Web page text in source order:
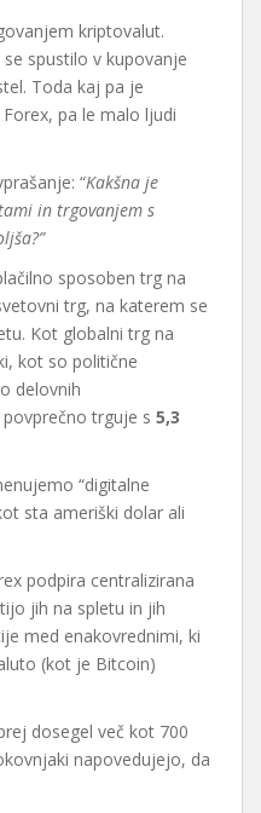
kriptovalut.
spustilo v kupovanje
Toda kaj pa je
pa le malo ljudi
“Kakšna je
in trgovanjem s
sposoben trg na
trg, na katerem se
Kot globalni trg na
kot so politične
delovnih
trguje s 5,3
“digitalne
sta ameriški dolar ali
podpira centralizirana
jih na spletu in jih
med enakovrednimi, ki
(kot je Bitcoin)
dosegel več kot 700
napovedujejo, da